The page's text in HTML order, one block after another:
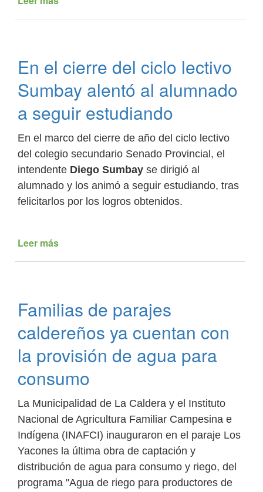
disfrutar
de
la
pile
municipal
En el cierre del ciclo lectivo
Sumbay alentó al alumnado
a seguir estudiando
En el marco del cierre de año del ciclo lectivo
del colegio secundario Senado Provincial, el
intendente Diego Sumbay se dirigió al
alumnado y los animó a seguir estudiando, tras
felicitarlos por los logros obtenidos.
Leer más
ciclo
lectivo
Sumbay
al
a
seguir
estudiando
Familias de parajes
caldereños ya cuentan con
la provisión de agua para
consumo
La Municipalidad de La Caldera y el Instituto
Nacional de Agricultura Familiar Campesina e
Indígena (INAFCI) inauguraron en el paraje Los
Yacones la última obra de captación y
distribución de agua para consumo y riego, del
programa "Agua de riego para productores de